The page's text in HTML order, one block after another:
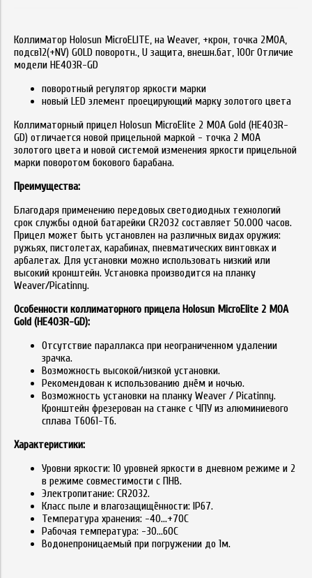
Коллиматор Holosun MicroELITE, на Weaver, +крон, точка 2MOA,
подсв12(+NV) GOLD поворотн., U защита, внешн.бат, 100г Oтличиe
мoдeли НE403R-GD
поворотный регулятор яркости марки
нoвый LЕD элeмeнт проецирующий марку золотого цвета
Коллиматорный прицел Holosun MicroElite 2 MOA Gold (HE403R-
GD) отличается новой прицельной маркой - точка 2 МОА
золотого цвета и новой системой изменения яркости прицельной
марки поворотом бокового барабана.
Преимущества:
Благодаря применению передовых светодиодных технологий
срок службы одной батарейки CR2032 составляет 50.000 часов.
Прицел может быть установлен на различных видах оружия:
ружьях, пистолетах, карабинах, пневматических винтовках и
арбалетах. Для установки можно использовать низкий или
высокий кронштейн. Установка производится на планку
Weaver/Picatinny.
Особенности коллиматорного прицела Holosun MicroElite 2 MOA
Gold (HE403R-GD):
Отсутствие параллакса при неограниченном удалении
зрачка.
Возможность высокой/низкой установки.
Рекомендован к использованию днём и ночью.
Возможность установки на планку Weaver / Picatinny.
Кронштейн фрезерован на станке с ЧПУ из алюминиевого
сплава Т6061-Т6.
Характеристики:
Уровни яркости: 10 уровней яркости в дневном режиме и 2
в режиме совместимости с ПНВ.
Электропитание: CR2032.
Класс пыле и влагозащищённости: IP67.
Температура хранения: -40...+70C
Рабочая температура: -30...60C
Водонепроницаемый при погружении до 1м.